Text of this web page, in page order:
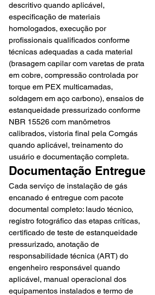
descritivo quando aplicável,
especificação de materiais
homologados, execução por
profissionais qualificados conforme
técnicas adequadas a cada material
(brasagem capilar com varetas de prata
em cobre, compressão controlada por
torque em PEX multicamadas,
soldagem em aço carbono), ensaios de
estanqueidade pressurizado conforme
NBR 15526 com manômetros
calibrados, vistoria final pela Comgás
quando aplicável, treinamento do
usuário e documentação completa.
Documentação Entregue
Cada serviço de instalação de gás
encanado é entregue com pacote
documental completo: laudo técnico,
registro fotográfico das etapas críticas,
certificado de teste de estanqueidade
pressurizado, anotação de
responsabilidade técnica (ART) do
engenheiro responsável quando
aplicável, manual operacional dos
equipamentos instalados e termo de